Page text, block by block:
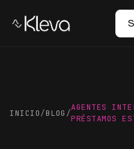
INICIO/BLOG /
AGENTES
PRÉSTAMOS